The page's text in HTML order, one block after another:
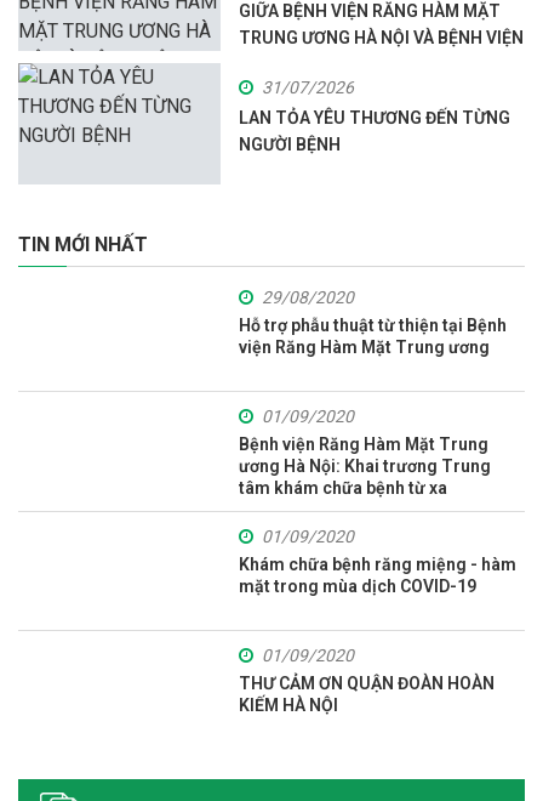
GIỮA BỆNH VIỆN RĂNG HÀM MẶT
TRUNG ƯƠNG HÀ NỘI VÀ BỆNH VIỆN
31/07/2026
LAN TỎA YÊU THƯƠNG ĐẾN TỪNG
NGƯỜI BỆNH
TIN MỚI NHẤT
29/08/2020
Hỗ trợ phẫu thuật từ thiện tại Bệnh
viện Răng Hàm Mặt Trung ương
01/09/2020
Bệnh viện Răng Hàm Mặt Trung
ương Hà Nội: Khai trương Trung
tâm khám chữa bệnh từ xa
01/09/2020
Khám chữa bệnh răng miệng - hàm
mặt trong mùa dịch COVID-19
01/09/2020
THƯ CẢM ƠN QUẬN ĐOÀN HOÀN
KIẾM HÀ NỘI